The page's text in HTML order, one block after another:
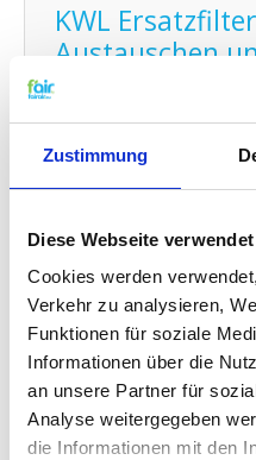
Zustimmung
Diese Webseite
Cookies werden
Verkehr zu analysieren,
Funktionen für soziale
Informationen über die
an unsere Partner für
Analyse weitergegeben
die Informationen mit den
KWL
Austauschen
Den Filter von fairair
luftungsanlage können
selber austauschen und
kontrollierte
unsere
Ersatz Filters. Sie
kleine
Wartungen selber
System zwischendurch
G4 Qualität zu
f'air G3 Filter haben
Die Auffangkapazität